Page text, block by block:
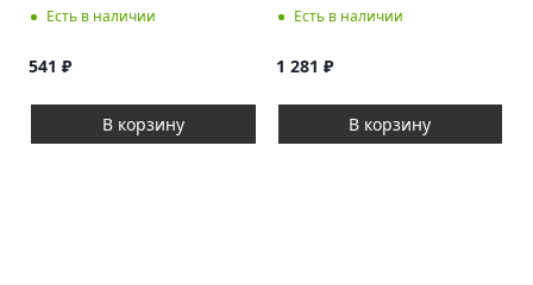
Есть в наличии
541 ₽
В корзину
Есть в наличии
1 281 ₽
В корзину